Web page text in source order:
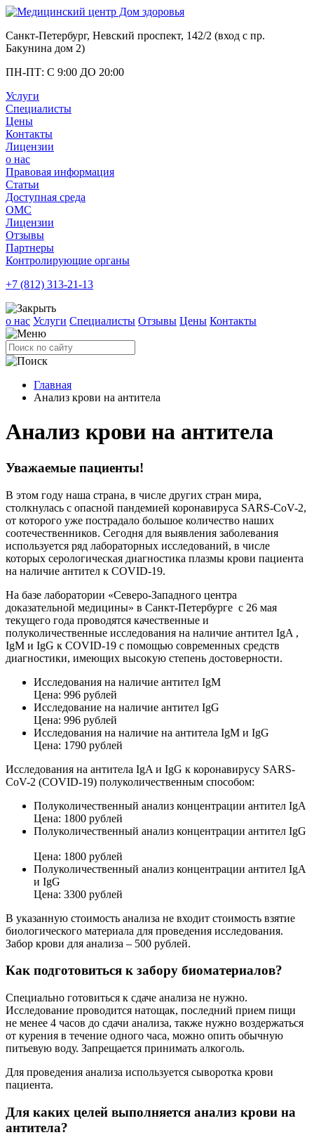
Санкт-Петербург, Невский проспект, 142/2 (вход с пр.
Бакунина дом 2)
ПН-ПТ: С 9:00 ДО 20:00
Услуги
Специалисты
Цены
Контакты
Лицензии
о нас
Правовая информация
Статьи
Доступная среда
ОМС
Лицензии
Отзывы
Партнеры
Контролирующие органы
+7 (812) 313-21-13
о нас Услуги Специалисты Отзывы Цены Контакты
Главная
Анализ крови на антитела
Анализ крови на антитела
Уважаемые пациенты!
В этом году наша страна, в числе других стран мира,
столкнулась с опасной пандемией коронавируса SARS-CoV-2,
от которого уже пострадало большое количество наших
соотечественников. Сегодня для выявления заболевания
используется ряд лабораторных исследований, в числе
которых серологическая диагностика плазмы крови пациента
на наличие антител к COVID-19.
На базе лаборатории «Северо-Западного центра
доказательной медицины» в Санкт-Петербурге с 26 мая
текущего года проводятся качественные и
полуколичественные исследования на наличие антител IgA ,
IgM и IgG к COVID-19 с помощью современных средств
диагностики, имеющих высокую степень достоверности.
Исследования на наличие антител IgM
Цена: 996 рублей
Исследование на наличие антител IgG
Цена: 996 рублей
Исследования на наличие на антитела IgM и IgG
Цена: 1790 рублей
Исследования на антитела IgA и IgG к коронавирусу SARS-
CoV-2 (COVID-19) полуколичественным способом:
Полуколичественный анализ концентрации антител IgA
Цена: 1800 рублей
Полуколичественный анализ концентрации антител IgG
Цена: 1800 рублей
Полуколичественный анализ концентрации антител IgA
и IgG
Цена: 3300 рублей
В указанную стоимость анализа не входит стоимость взятие
биологического материала для проведения исследования.
Забор крови для анализа – 500 рублей.
Как подготовиться к забору биоматериалов?
Специально готовиться к сдаче анализа не нужно.
Исследование проводится натощак, последний прием пищи
не менее 4 часов до сдачи анализа, также нужно воздержаться
от курения в течение одного часа, можно опить обычную
питьевую воду. Запрещается принимать алкоголь.
Для проведения анализа используется сыворотка крови
пациента.
Для каких целей выполняется анализ крови на
антитела?